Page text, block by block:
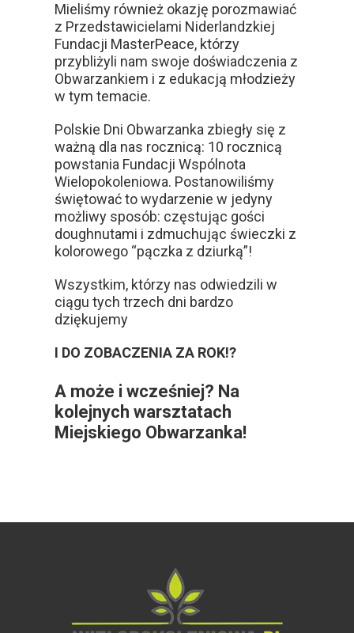
Mieliśmy również okazję porozmawiać
z Przedstawicielami Niderlandzkiej
Fundacji MasterPeace, którzy
przybliżyli nam swoje doświadczenia z
Obwarzankiem i z edukacją młodzieży
w tym temacie.
Polskie Dni Obwarzanka zbiegły się z
ważną dla nas rocznicą: 10 rocznicą
powstania Fundacji Wspólnota
Wielopokoleniowa. Postanowiliśmy
świętować to wydarzenie w jedyny
możliwy sposób: częstując gości
doughnutami i zdmuchując świeczki z
kolorowego “pączka z dziurką”!
Wszystkim, którzy nas odwiedzili w
ciągu tych trzech dni bardzo
dziękujemy
I DO ZOBACZENIA ZA ROK!?
A może i wcześniej? Na
kolejnych warsztatach
Miejskiego Obwarzanka!